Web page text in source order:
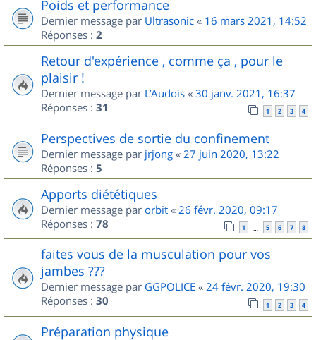
Poids et performance
Dernier message par Ultrasonic « 16 mars 2021, 14:52
Réponses : 2
Retour d'expérience , comme ça , pour le
plaisir !
Dernier message par L’Audois « 30 janv. 2021, 16:37
Réponses : 31 1 2 3 4
Perspectives de sortie du confinement
Dernier message par jrjong « 27 juin 2020, 13:22
Réponses : 5
Apports diététiques
Dernier message par orbit « 26 févr. 2020, 09:17
Réponses : 78 1 … 5 6 7 8
faites vous de la musculation pour vos
jambes ???
Dernier message par GGPOLICE « 24 févr. 2020, 19:30
Réponses : 30 1 2 3 4
Préparation physique